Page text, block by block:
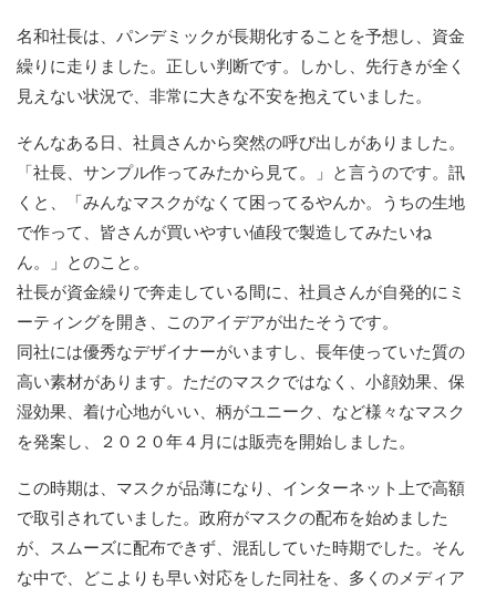
名和社長は、パンデミックが長期化することを予想し、資金
繰りに走りました。正しい判断です。しかし、先行きが全く
見えない状況で、非常に大きな不安を抱えていました。
そんなある日、社員さんから突然の呼び出しがありました。
「社長、サンプル作ってみたから見て。」と言うのです。訊
くと、「みんなマスクがなくて困ってるやんか。うちの生地
で作って、皆さんが買いやすい値段で製造してみたいね
ん。」とのこと。
社長が資金繰りで奔走している間に、社員さんが自発的にミ
ーティングを開き、このアイデアが出たそうです。
同社には優秀なデザイナーがいますし、長年使っていた質の
高い素材があります。ただのマスクではなく、小顔効果、保
湿効果、着け心地がいい、柄がユニーク、など様々なマスク
を発案し、２０２０年４月には販売を開始しました。
この時期は、マスクが品薄になり、インターネット上で高額
で取引されていました。政府がマスクの配布を始めました
が、スムーズに配布できず、混乱していた時期でした。そん
な中で、どこよりも早い対応をした同社を、多くのメディア